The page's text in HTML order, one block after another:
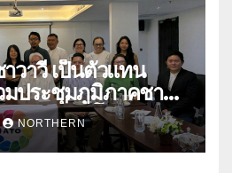
าวาวี เป็นตัวแทน
มประชุมภูมิภาคชา
ที่อินโดนีเซีย
สาหกรรมชา
ท้าทายโลก
NORTHERN